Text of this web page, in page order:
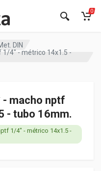
0
DIN
1/4" - métrico 14x1.5 -
- macho nptf
- tubo 16mm.
1/4" - métrico 14x1.5 -